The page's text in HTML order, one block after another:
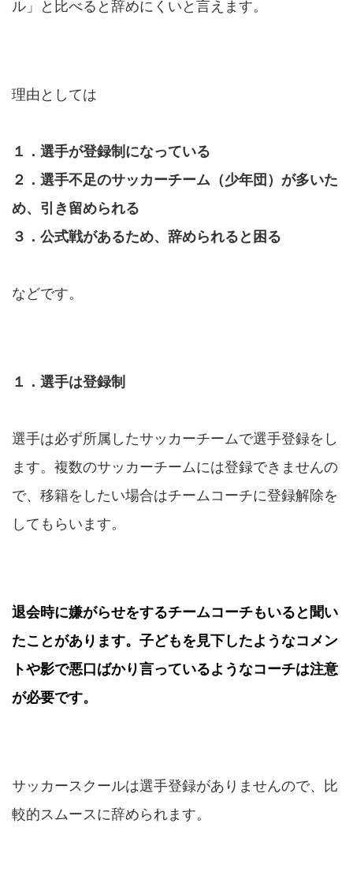
ル」と比べると辞めにくいと言えます。
理由としては
１．選手が登録制になっている
２．選手不足のサッカーチーム（少年団）が多いた
め、引き留められる
３．公式戦があるため、辞められると困る
などです。
１．選手は登録制
選手は必ず所属したサッカーチームで選手登録をし
ます。複数のサッカーチームには登録できませんの
で、移籍をしたい場合はチームコーチに登録解除を
してもらいます。
退会時に嫌がらせをするチームコーチもいると聞い
たことがあります。子どもを見下したようなコメン
トや影で悪口ばかり言っているようなコーチは注意
が必要です。
サッカースクールは選手登録がありませんので、比
較的スムースに辞められます。